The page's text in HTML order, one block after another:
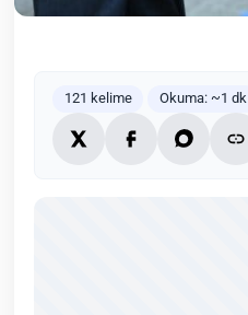
121 kelime Okuma: ~1 dk